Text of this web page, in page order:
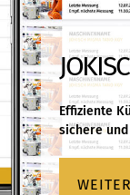
Effiziente
sichere